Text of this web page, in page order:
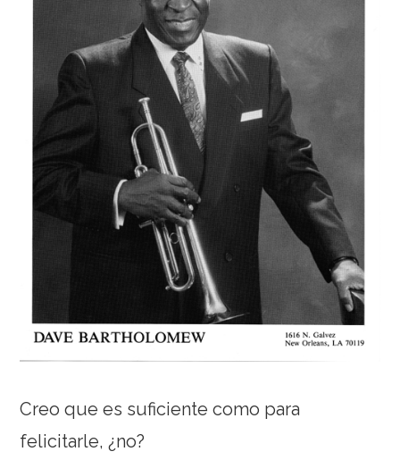
Creo que es suficiente como para
felicitarle, ¿no?